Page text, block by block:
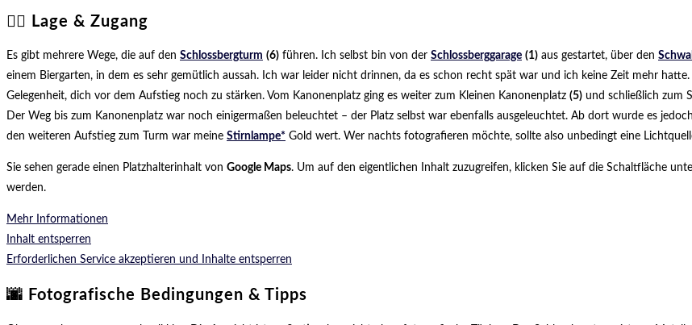
🚶‍♂️ Lage & Zugang
Es gibt mehrere Wege, die auf den Schlossbergturm (6) führen. Ich selbst bin von der Schlossberggarage (1) aus gestartet, über den
einem Biergarten, in dem es sehr gemütlich aussah. Ich war leider nicht drinnen, da es schon recht spät war und ich keine Zeit mehr
Gelegenheit, dich vor dem Aufstieg noch zu stärken. Vom Kanonenplatz ging es weiter zum Kleinen Kanonenplatz (5) und schließlich zum
Der Weg bis zum Kanonenplatz war noch einigermaßen beleuchtet – der Platz selbst war ebenfalls ausgeleuchtet. Ab dort wurde es
den weiteren Aufstieg zum Turm war meine Stirnlampe* Gold wert. Wer nachts fotografieren möchte, sollte also unbedingt eine
Sie sehen gerade einen Platzhalterinhalt von Google Maps. Um auf den eigentlichen Inhalt zuzugreifen, klicken Sie auf die Schaltfläche
werden.
Mehr Informationen
Inhalt entsperren
Erforderlichen Service akzeptieren und Inhalte entsperren
🌆 Fotografische Bedingungen & Tipps